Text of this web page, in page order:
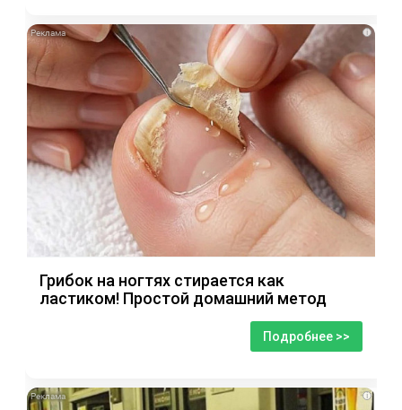
i
Грибок на ногтях стирается как
ластиком! Простой домашний метод
Подробнее >>
i